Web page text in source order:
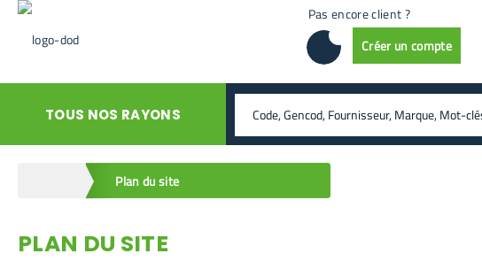
Pas encore client ?
Créer un compte
TOUS NOS RAYONS rechercher
Plan du site
PLAN DU SITE